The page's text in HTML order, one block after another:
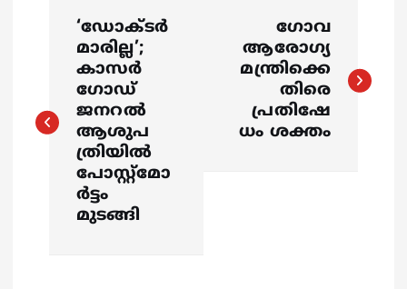
s
t
‘ഡോക്ടർ
മാരില്ല’;
കാസർ
ഗോഡ്
ജനറൽ
ആശുപ
ത്രിയിൽ
പോസ്റ്റ്മോ
ർട്ടം
മുടങ്ങി
ഗോവ
ആരോഗ്യ
മന്ത്രിക്കെ
തിരെ
പ്രതിഷേ
ധം ശക്തം